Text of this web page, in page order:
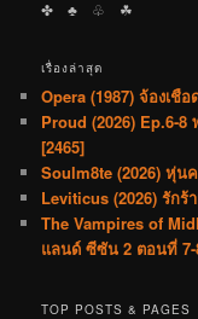
✤ ♣︎ ♧ ☘︎
เรื่องล่าสุด
Opera (1987) จ้องเชือ
Proud (2026) Ep.6-8
[2465]
Soulm8te (2026) หุ่น
Leviticus (2026) รักร้
The Vampires of
แลนด์ ซีซัน 2 ตอนที่ 7-
TOP POSTS & PAGES